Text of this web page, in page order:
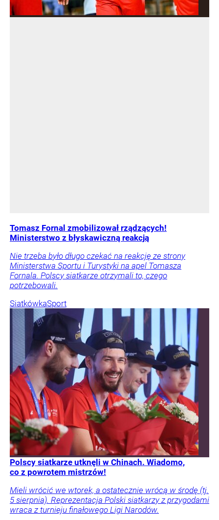
Tomasz Fornal zmobilizował rządzących!
Ministerstwo z błyskawiczną reakcją
Nie trzeba było długo czekać na reakcję ze strony
Ministerstwa Sportu i Turystyki na apel Tomasza
Fornala. Polscy siatkarze otrzymali to, czego
potrzebowali.
SiatkówkaSport
Polscy siatkarze utknęli w Chinach. Wiadomo,
co z powrotem mistrzów!
Mieli wrócić we wtorek, a ostatecznie wrócą w środę (tj.
5 sierpnia). Reprezentacja Polski siatkarzy z przygodami
wraca z turnieju finałowego Ligi Narodów.